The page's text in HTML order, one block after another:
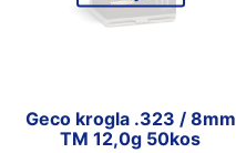
Geco krogla .323 / 8mm
TM 12,0g 50kos